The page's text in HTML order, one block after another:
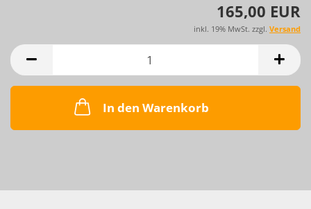
165,00 EUR
inkl. 19% MwSt. zzgl. Versand
In den Warenkorb